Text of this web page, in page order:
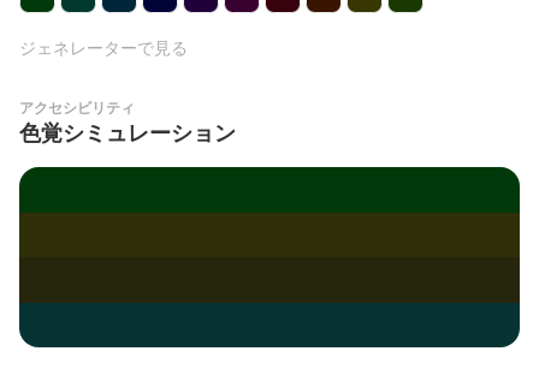
ジェネレーターで見る
アクセシビリティ
色覚シミュレーション